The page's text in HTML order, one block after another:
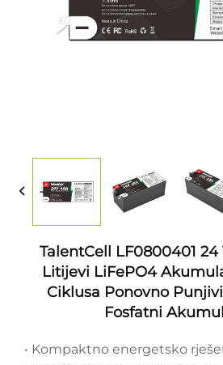
TalentCell LF0800401
Litijevi LiFePO4
Ciklusa Ponovno
Fosfatni
• Kompaktno energetsko